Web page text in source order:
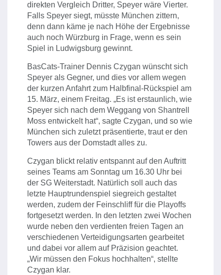
direkten Vergleich Dritter, Speyer wäre Vierter.
Falls Speyer siegt, müsste München zittern,
denn dann käme je nach Höhe der Ergebnisse
auch noch Würzburg in Frage, wenn es sein
Spiel in Ludwigsburg gewinnt.
BasCats-Trainer Dennis Czygan wünscht sich
Speyer als Gegner, und dies vor allem wegen
der kurzen Anfahrt zum Halbfinal-Rückspiel am
15. März, einem Freitag. „Es ist erstaunlich, wie
Speyer sich nach dem Weggang von Shantrell
Moss entwickelt hat“, sagte Czygan, und so wie
München sich zuletzt präsentierte, traut er den
Towers aus der Domstadt alles zu.
Czygan blickt relativ entspannt auf den Auftritt
seines Teams am Sonntag um 16.30 Uhr bei
der SG Weiterstadt. Natürlich soll auch das
letzte Hauptrundenspiel siegreich gestaltet
werden, zudem der Feinschliff für die Playoffs
fortgesetzt werden. In den letzten zwei Wochen
wurde neben den verdienten freien Tagen an
verschiedenen Verteidigungsarten gearbeitet
und dabei vor allem auf Präzision geachtet.
„Wir müssen den Fokus hochhalten“, stellte
Czygan klar.